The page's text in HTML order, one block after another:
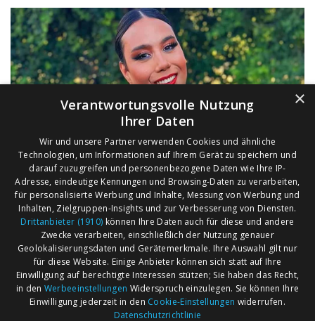
AGB
Impressum
Märkte nach Bundesländern
Märkte nach PLZ
×
Verantwortungsvolle Nutzung
Ihrer Daten
Wir und unsere Partner verwenden Cookies und ähnliche
Technologien, um Informationen auf Ihrem Gerät zu speichern und
darauf zuzugreifen und personenbezogene Daten wie Ihre IP-
Adresse, eindeutige Kennungen und Browsing-Daten zu verarbeiten,
für personalisierte Werbung und Inhalte, Messung von Werbung und
Inhalten, Zielgruppen-Insights und zur Verbesserung von Diensten.
Drittanbieter (1910) können Ihre Daten auch für diese und andere
Zwecke verarbeiten, einschließlich der Nutzung genauer
Geolokalisierungsdaten und Gerätemerkmale. Ihre Auswahl gilt nur
für diese Website. Einige Anbieter können sich statt auf Ihre
Einwilligung auf berechtigte Interessen stützen; Sie haben das Recht,
in den Werbeeinstellungen Widerspruch einzulegen. Sie können Ihre
Einwilligung jederzeit in den Cookie-Einstellungen widerrufen.
Datenschutzrichtlinie